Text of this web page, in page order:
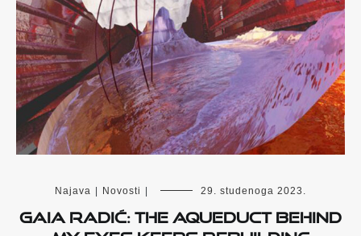
Najava | Novosti | 29. studenoga 2023.
Gaia Radić: The Aqueduct Behind